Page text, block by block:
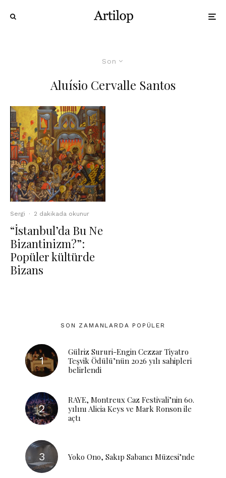
Son
Aluísio Cervalle Santos
Sergi · 2 dakikada okunur
“İstanbul’da Bu Ne
Bizantinizm?”:
Popüler kültürde
Bizans
SON ZAMANLARDA POPÜLER
Gülriz Sururi-Engin Cezzar Tiyatro
Teşvik Ödülü’nün 2026 yılı sahipleri
belirlendi
RAYE, Montreux Caz Festivali’nin 60.
yılını Alicia Keys ve Mark Ronson ile
açtı
Yoko Ono, Sakıp Sabancı Müzesi’nde